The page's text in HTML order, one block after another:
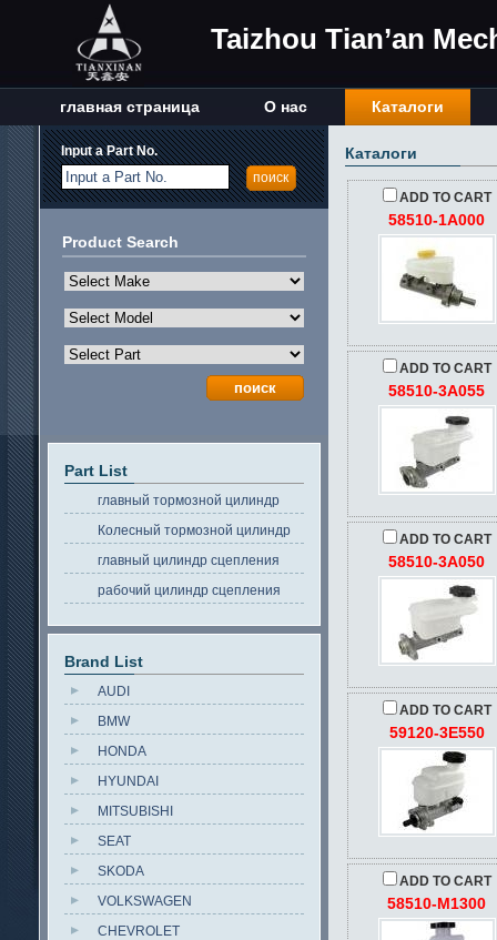
Taizhou Tian’an
главная страница О нас Каталоги
Каталоги
ADD TO CART
58510-1A000
ADD TO CART
58510-3A055
ADD TO CART
58510-3A050
ADD TO CART
59120-3E550
ADD TO CART
58510-M1300
Input a Part No.
Input a Part No.
Product Search
Part List
главный тормозной цилиндр
Колесный тормозной цилиндр
главный цилиндр сцепления
рабочий цилиндр сцепления
Brand List
AUDI
BMW
HONDA
HYUNDAI
MITSUBISHI
SEAT
SKODA
VOLKSWAGEN
CHEVROLET